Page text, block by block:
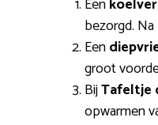
Een
bezorgd.
Een
groot
BijTafeltje
opwarmen